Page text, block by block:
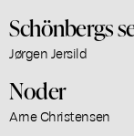
Schönbergs
Jørgen Jersild
Noder
Arne Christensen